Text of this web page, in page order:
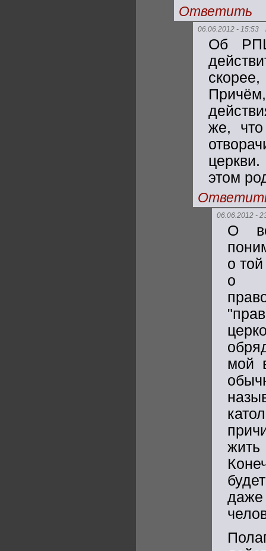
Ответить
06.06.2012 - 15:53
Об
же,
этом
06.06.2012 -
О
о
о
мой
даже